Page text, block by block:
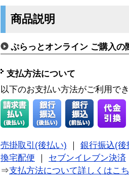
商品説明
ぷらっとオンライン ご購入の
支払方法について
以下のお支払い方法がご利用で
売掛取引(後払い)
銀行振込(後
換宅配便
セブンイレブン決済
⇒支払方法について詳しくはこ